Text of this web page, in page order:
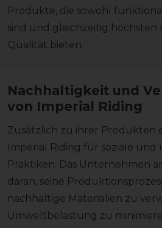
Produkte, die sowohl
sind und gleichzeitig höchsten
Qualität bieten.
Nachhaltigkeit und
von Imperial Riding
Zusätzlich zu ihrer Produkten
Imperial Riding für soziale
Praktiken. Das Unternehmen
daran, seine
nachhaltige Materialien zu
Umweltbelastung zu